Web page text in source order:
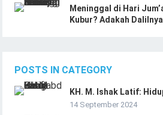
Meninggal di Hari
Kubur? Adakah
POSTS IN CATEGORY
KH. M. Ishak Latif:
14 September 2024